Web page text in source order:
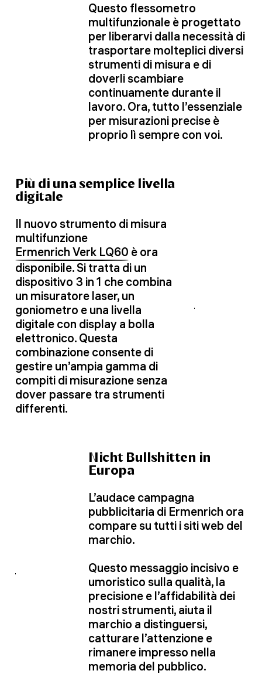
Questo flessometro
multifunzionale è progettato
per liberarvi dalla necessità di
trasportare molteplici diversi
strumenti di misura e di
doverli scambiare
continuamente durante il
lavoro. Ora, tutto l’essenziale
per misurazioni precise è
proprio lì sempre con voi.
Più di una semplice livella
digitale
Il nuovo strumento di misura
multifunzione
Ermenrich Verk LQ60 è ora
disponibile. Si tratta di un
dispositivo 3 in 1 che combina
un misuratore laser, un
goniometro e una livella
digitale con display a bolla
elettronico. Questa
combinazione consente di
gestire un’ampia gamma di
compiti di misurazione senza
dover passare tra strumenti
differenti.
Nicht Bullshitten in
Europa
L’audace campagna
pubblicitaria di Ermenrich ora
compare su tutti i siti web del
marchio.
Questo messaggio incisivo e
umoristico sulla qualità, la
precisione e l’affidabilità dei
nostri strumenti, aiuta il
marchio a distinguersi,
catturare l’attenzione e
rimanere impresso nella
memoria del pubblico.